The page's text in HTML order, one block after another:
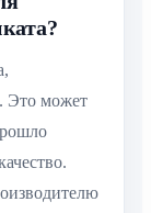
Это может